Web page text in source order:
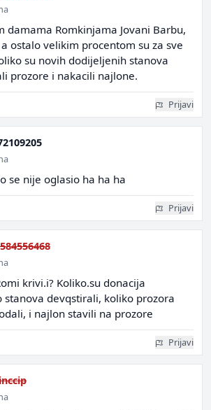
damama Romkinjama Jovani Barbu,
ostalo velikim procentom su za sve
su novih dodijeljenih stanova
prozore i nakacili najlone.
Prijavi
se nije oglasio ha ha ha
Prijavi
krivi.i? Koliko.su donacija
stanova devqstirali, koliko prozora
i najlon stavili na prozore
Prijavi